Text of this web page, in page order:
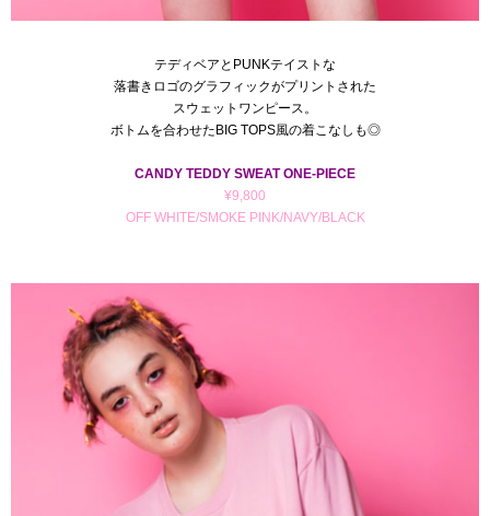
テディベアとPUNKテイストな
落書きロゴのグラフィックがプリントされた
スウェットワンピース。
ボトムを合わせたBIG TOPS風の着こなしも◎
CANDY TEDDY SWEAT ONE-PIECE
¥9,800
OFF WHITE/SMOKE PINK/NAVY/BLACK